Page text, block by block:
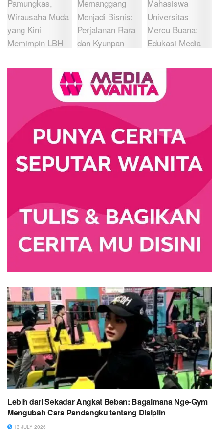
Lebih dari Sekadar Angkat Beban: Bagaimana Nge-Gym
Mengubah Cara Pandangku tentang Disiplin
13 JULY 2026